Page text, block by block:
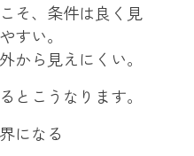
そ、条件は良く見
すい。
から見えにくい。
とこうなります。
になる